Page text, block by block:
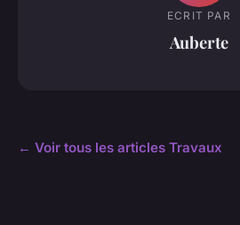
ECRIT PAR
Auberte
← Voir tous les articles Travaux